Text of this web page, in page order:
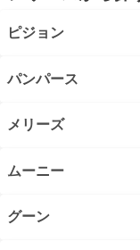
ピジョン
パンパース
メリーズ
ムーニー
グーン